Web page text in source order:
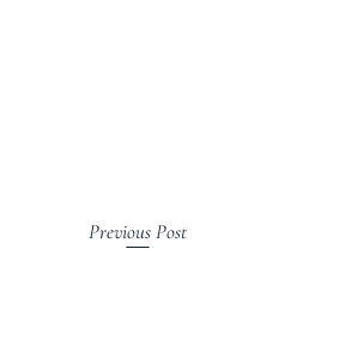
Previous Post